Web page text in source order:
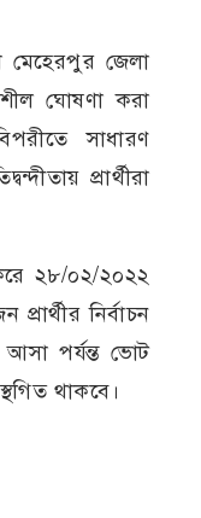
মেহেরপুর জেলা
ঘোষণা করা
সাধারণ
প্রার্থীরা
২৮/০২/২০২২
নির্বাচন
পর্যন্ত ভোট
থাকবে।